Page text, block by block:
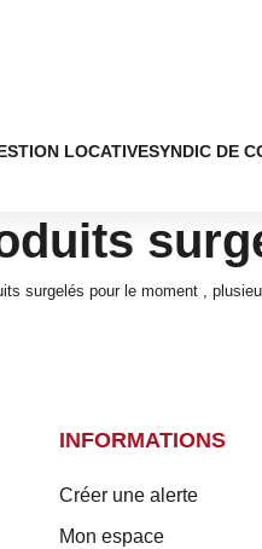
LOCATIVESYNDIC DE
surgelés pour le moment ,
INFORMATIONS
Créer une alerte
Mon espace